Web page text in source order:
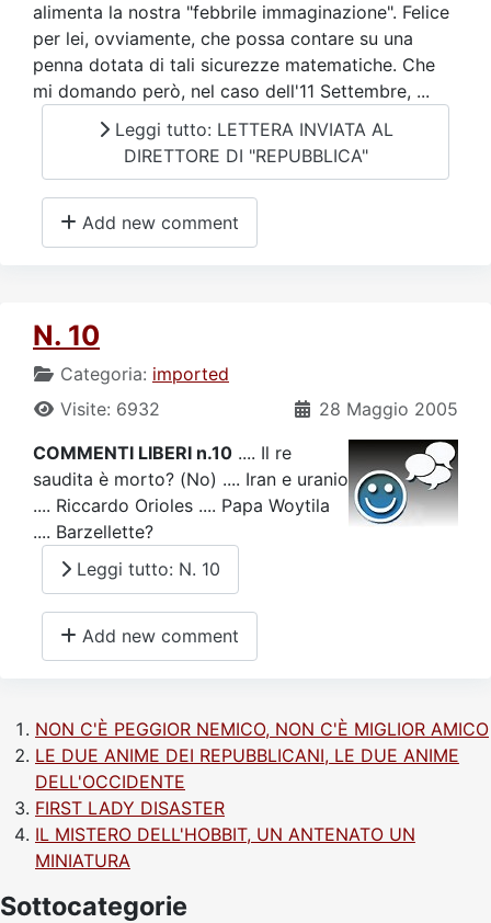
alimenta la nostra "febbrile immaginazione". Felice
per lei, ovviamente, che possa contare su una
penna dotata di tali sicurezze matematiche. Che
mi domando però, nel caso dell'11 Settembre, ...
Leggi tutto: LETTERA INVIATA AL
DIRETTORE DI "REPUBBLICA"
Add new comment
N. 10
Categoria: imported
28 Maggio 2005
Visite: 6932
COMMENTI LIBERI n.10 .... Il re
saudita è morto? (No) .... Iran e uranio
.... Riccardo Orioles .... Papa Woytila
.... Barzellette?
Leggi tutto: N. 10
Add new comment
NON C'È PEGGIOR NEMICO, NON C'È MIGLIOR AMICO
LE DUE ANIME DEI REPUBBLICANI, LE DUE ANIME
DELL'OCCIDENTE
FIRST LADY DISASTER
IL MISTERO DELL'HOBBIT, UN ANTENATO UN
MINIATURA
Sottocategorie